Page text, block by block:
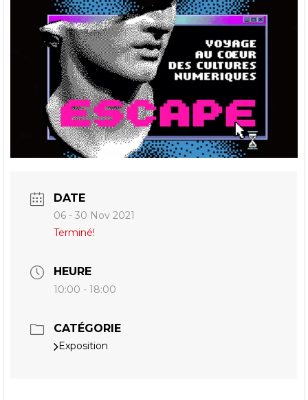
DATE
06 - 30 Nov 2021
Terminé!
HEURE
10:00 - 18:00
CATÉGORIE
Exposition